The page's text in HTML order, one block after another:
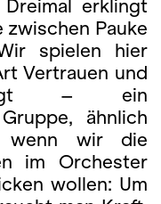
Dreimal erklingt
zwischen Pauke
spielen hier
Vertrauen und
– ein
ähnlich
wenn wir die
im Orchester
wollen: Um